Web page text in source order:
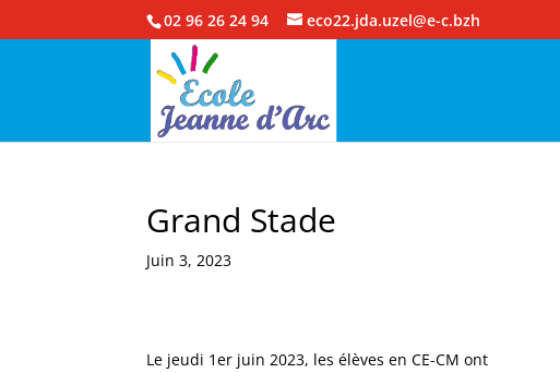
02 96 26 24 94 eco22.jda.uzel@e-c.bzh
Grand Stade
Juin 3, 2023
Le jeudi 1er juin 2023, les élèves en CE-CM ont